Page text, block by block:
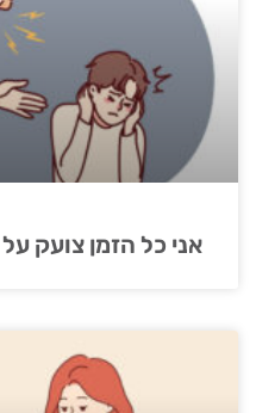
אני כל הזמן צועק